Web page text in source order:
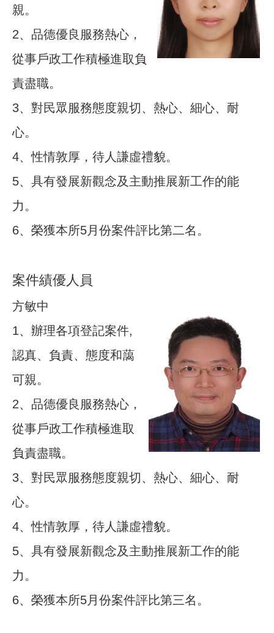
親。
2、品德優良服務熱心，
從事戶政工作積極進取負
責盡職。
3、對民眾服務態度親切、熱心、細心、耐
心。
4、性情敦厚，待人謙虛禮貌。
5、具有發展新觀念及主動推展新工作的能
力。
6、榮獲本所5月份案件評比第二名。
案件績優人員
方敏中
1、辦理各項登記案件,
認真、負責、態度和藹
可親。
2、品德優良服務熱心，
從事戶政工作積極進取
負責盡職。
3、對民眾服務態度親切、熱心、細心、耐
心。
4、性情敦厚，待人謙虛禮貌。
5、具有發展新觀念及主動推展新工作的能
力。
6、榮獲本所5月份案件評比第三名。